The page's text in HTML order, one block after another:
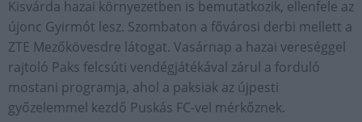
Kisvárda hazai környezetben is bemutatkozik, ellenfele az
újonc Gyirmót lesz. Szombaton a fővárosi derbi mellett a
ZTE Mezőkövesdre látogat. Vasárnap a hazai vereséggel
rajtoló Paks felcsúti vendégjátékával zárul a forduló
mostani programja, ahol a paksiak az újpesti
győzelemmel kezdő Puskás FC-vel mérkőznek.